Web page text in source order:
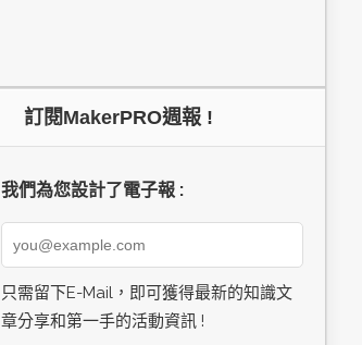
訂閱MakerPRO週報 !
我們為您設計了電子報 :
只需留下E-Mail，即可獲得最新的知識文
章分享和第一手的活動資訊 !